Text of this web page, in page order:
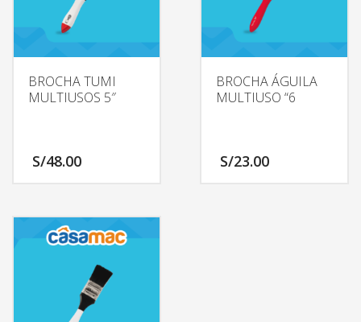
BROCHA TUMI
MULTIUSOS 5″
S/48.00
BROCHA ÁGUILA
MULTIUSO “6
S/23.00